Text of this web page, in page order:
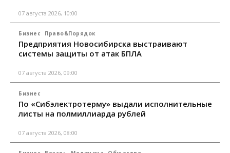
07 августа 2026, 10:00
Бизнес Право&Порядок
Предприятия Новосибирска выстраивают
системы защиты от атак БПЛА
07 августа 2026, 09:00
Бизнес
По «Сибэлектротерму» выдали исполнительные
листы на полмиллиарда рублей
07 августа 2026, 08:00